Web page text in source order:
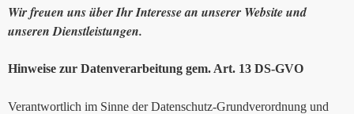
Wir freuen uns über Ihr Interesse an unserer Website und
unseren Dienstleistungen.
Hinweise zur Datenverarbeitung gem. Art. 13 DS-GVO
Verantwortlich im Sinne der Datenschutz-Grundverordnung und